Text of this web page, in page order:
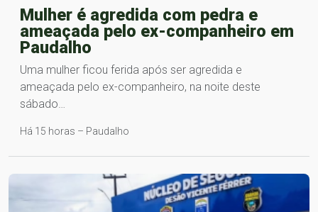
Mulher é agredida com pedra e
ameaçada pelo ex-companheiro em
Paudalho
Uma mulher ficou ferida após ser agredida e
ameaçada pelo ex-companheiro, na noite deste
sábado…
Há 15 horas – Paudalho